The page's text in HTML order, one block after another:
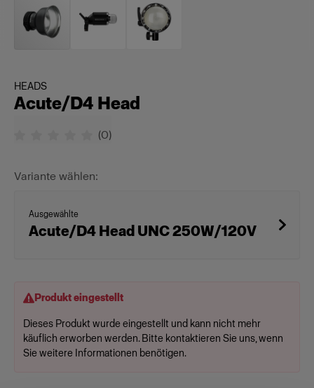
HEADS
Acute/D4 Head
(0)
Variante wählen:
Ausgewählte
Acute/D4 Head UNC 250W/120V
Produkt eingestellt
Dieses Produkt wurde eingestellt und kann nicht mehr
käuflich erworben werden. Bitte kontaktieren Sie uns, wenn
Sie weitere Informationen benötigen.